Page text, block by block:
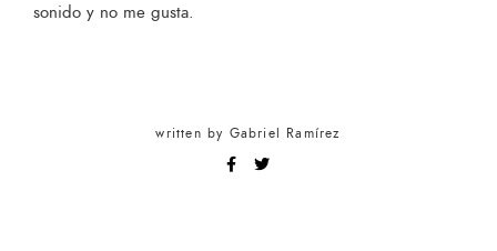
sonido y no me gusta.
written by Gabriel Ramírez